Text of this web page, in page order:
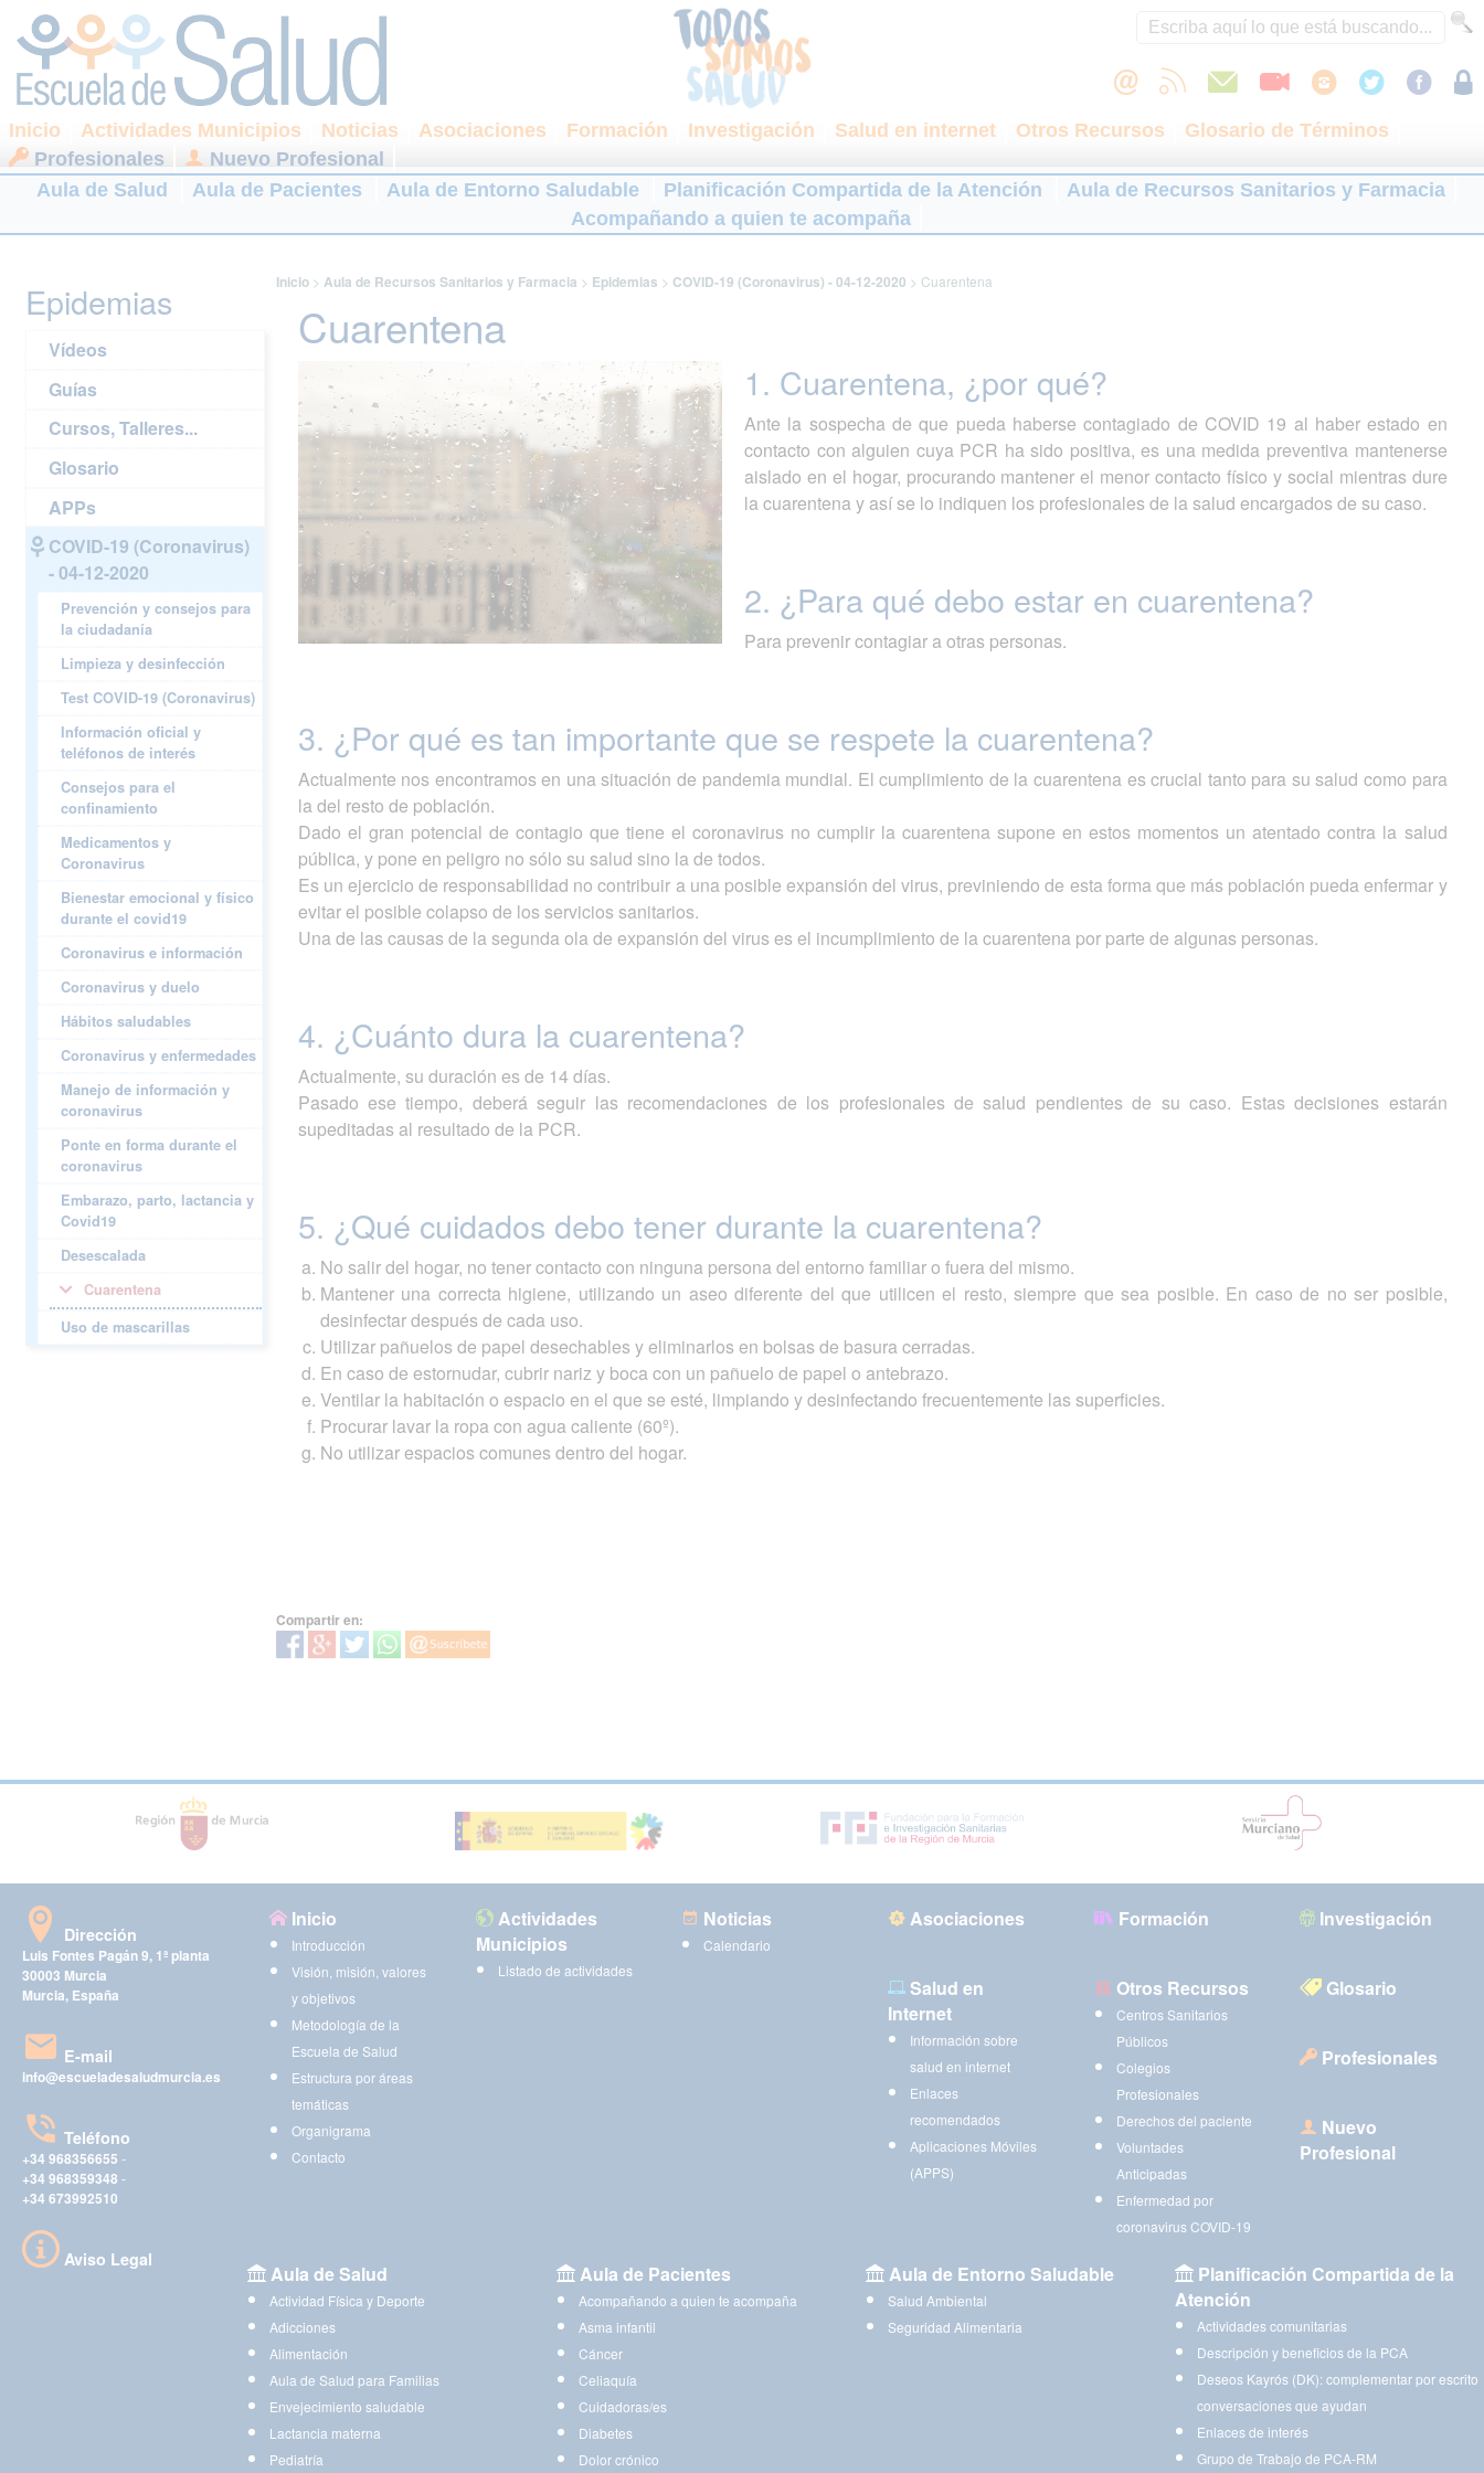
Inicio Actividades Municipios Noticias Asociaciones Formación Investigación Salud en internet Otros Recursos
Glosario de Términos
Profesionales
Nuevo Profesional
Aula de Salud
Aula de Pacientes Aula de Entorno Saludable Planificación Compartida de la Atención
Aula de Recursos Sanitarios y Farmacia
Acompañando a quien te acompaña
Epidemias
Vídeos
Guías
Cursos, Talleres...
Glosario
APPs
COVID-19 (Coronavirus)
- 04-12-2020
Prevención y consejos para
la ciudadanía
Limpieza y desinfección
Test COVID-19 (Coronavirus)
Información oficial y
teléfonos de interés
Consejos para el
confinamiento
Medicamentos y
Coronavirus
Bienestar emocional y físico
durante el covid19
Coronavirus e información
Coronavirus y duelo
Hábitos saludables
Coronavirus y enfermedades
Manejo de información y
coronavirus
Ponte en forma durante el
coronavirus
Embarazo, parto, lactancia y
Covid19
Desescalada
Cuarentena
Uso de mascarillas
Inicio> Aula de Recursos Sanitarios y Farmacia > Epidemias > COVID-19 (Coronavirus) - 04-12-2020 > Cuarentena
Cuarentena
1. Cuarentena, ¿por qué?
Ante la sospecha de que pueda haberse contagiado de COVID 19 al haber estado en
contacto con alguien cuya PCR ha sido positiva, es una medida preventiva mantenerse
aislado en el hogar, procurando mantener el menor contacto físico y social mientras dure
la cuarentena y así se lo indiquen los profesionales de la salud encargados de su caso.
2. ¿Para qué debo estar en cuarentena?
Para prevenir contagiar a otras personas.
3. ¿Por qué es tan importante que se respete la cuarentena?
Actualmente nos encontramos en una situación de pandemia mundial. El cumplimiento de la cuarentena es crucial tanto para su salud como para
la del resto de población.
Dado el gran potencial de contagio que tiene el coronavirus no cumplir la cuarentena supone en estos momentos un atentado contra la salud
pública, y pone en peligro no sólo su salud sino la de todos.
Es un ejercicio de responsabilidad no contribuir a una posible expansión del virus, previniendo de esta forma que más población pueda enfermar y
evitar el posible colapso de los servicios sanitarios.
Una de las causas de la segunda ola de expansión del virus es el incumplimiento de la cuarentena por parte de algunas personas.
4. ¿Cuánto dura la cuarentena?
Actualmente, su duración es de 14 días.
Pasado ese tiempo, deberá seguir las recomendaciones de los profesionales de salud pendientes de su caso. Estas decisiones estarán
supeditadas al resultado de la PCR.
5. ¿Qué cuidados debo tener durante la cuarentena?
No salir del hogar, no tener contacto con ninguna persona del entorno familiar o fuera del mismo.
Mantener una correcta higiene, utilizando un aseo diferente del que utilicen el resto, siempre que sea posible. En caso de no ser posible,
desinfectar después de cada uso.
Utilizar pañuelos de papel desechables y eliminarlos en bolsas de basura cerradas.
En caso de estornudar, cubrir nariz y boca con un pañuelo de papel o antebrazo.
Ventilar la habitación o espacio en el que se esté, limpiando y desinfectando frecuentemente las superficies.
Procurar lavar la ropa con agua caliente (60º).
No utilizar espacios comunes dentro del hogar.
Compartir en:
Dirección
Luis Fontes Pagán 9, 1ª planta
30003 Murcia
Murcia, España
E-mail
info@escueladesaludmurcia.es
Teléfono
+34 968356655 -
+34 968359348 -
+34 673992510
Aviso Legal
Inicio
Introducción
Visión, misión, valores
y objetivos
Metodología de la
Escuela de Salud
Estructura por áreas
temáticas
Organigrama
Contacto
Actividades
Municipios
Listado de actividades
Noticias
Calendario
Asociaciones Formación Investigación
Salud en
Internet
Información sobre
salud en internet
Enlaces
recomendados
Aplicaciones Móviles
(APPS)
Otros Recursos
Centros Sanitarios
Públicos
Colegios
Profesionales
Derechos del paciente
Voluntades
Anticipadas
Enfermedad por
coronavirus COVID-19
Glosario
Profesionales
Nuevo
Profesional
Aula de Salud
Actividad Física y Deporte
Adicciones
Alimentación
Aula de Salud para Familias
Envejecimiento saludable
Lactancia materna
Pediatría
Aula de Pacientes
Acompañando a quien te acompaña
Asma infantil
Cáncer
Celiaquía
Cuidadoras/es
Diabetes
Dolor crónico
Aula de Entorno Saludable
Salud Ambiental
Seguridad Alimentaria
Planificación Compartida de la
Atención
Actividades comunitarias
Descripción y beneficios de la PCA
Deseos Kayrós (DK): complementar por escrito
conversaciones que ayudan
Enlaces de interés
Grupo de Trabajo de PCA-RM